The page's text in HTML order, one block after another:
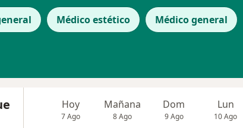
Médico estético Médico general
Hoy
7 Ago
Mañana
8 Ago
Dom
9 Ago
Lun
10 Ago